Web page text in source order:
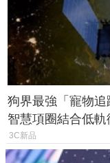
狗界最強「寵物
智慧項圈結合低
谷也能精準找回愛
3C新品